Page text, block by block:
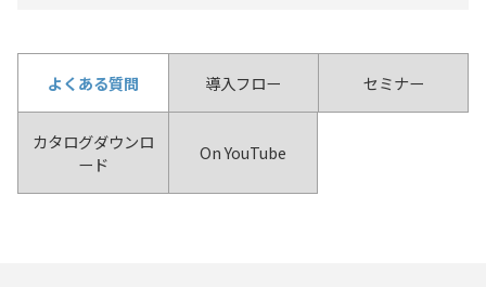
よくある質問 導入フロー セミナー
カタログダウンロ
ード
On YouTube